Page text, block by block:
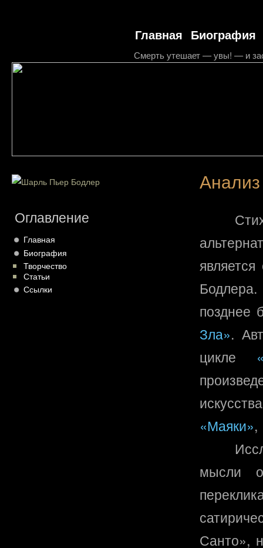
Главная Биография
Смерть утешает — увы! — и
позднее
Зла».
цикле
«Маяки»,
мысли
Санто»,
Оглавление
Главная
Биография
Творчество
Статьи
Ссылки